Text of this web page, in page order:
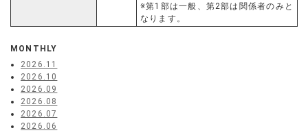
※第1部は一般、第2部は関係者のみと
なります。
MONTHLY
2026.11
2026.10
2026.09
2026.08
2026.07
2026.06